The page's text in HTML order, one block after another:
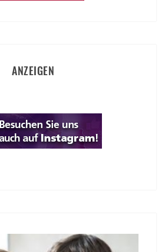
ANZEIGEN